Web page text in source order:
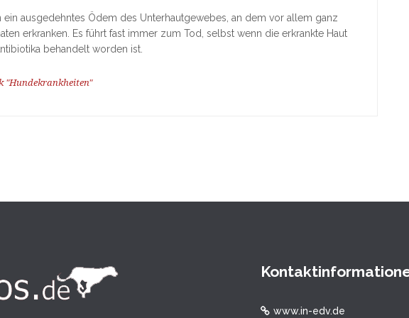
ein ausgedehntes Ödem des Unterhautgewebes, an dem vor allem ganz
erkranken. Es führt fast immer zum Tod, selbst wenn die erkrankte Haut
behandelt worden ist.
"Hundekrankheiten"
www.in-edv.de